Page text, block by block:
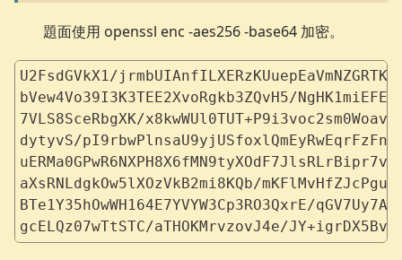
題面使用 openssl enc -aes256 -base64 加密。
U2FsdGVkX1/
bVew4Vo39I3K3TEE2XvoRgkb3ZQvH5/
7VLS8SceRbgXK/
dytyvS/
aXsRNLdgkOw5lXOzVkB2mi8KQb/
BTe1Y35hOwWH164E7YVYW3Cp3RO3QxrE/
gcELQz07wTtSTC/aTHOKMrvzovJ4e/